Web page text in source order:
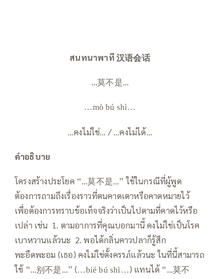
สนทนาพาที汉语会话
…莫不是…
…mò bú shì…
…คงไม่ใช่… / …คงไม่ได้…
คำอธิบาย
โครงสร้างประโยค “…莫不是…” ใช้ในกรณีที่ผู้พูด
ต้องการถามถึงเรื่องราวที่ตนคาดเดาหรือคาดหมายไว้
เพื่อต้องการทราบข้อเท็จจริงว่าเป็นไปตามที่คาดไว้หรือ
เปล่า เช่น 1. ตามอาการที่คุณบอกมานี้ คงไม่ใช่เป็นโรค
เบาหวานแล้วนะ 2. พอได้กลิ่นคาวปลาก็รู้สึก
พะอืดพะอม (เธอ) คงไม่ใช่ตั้งครรภ์แล้วนะ ในที่นี้สามารถ
ใช้ “…别不是…” (…bié bú shì…) แทนได้ “…莫不